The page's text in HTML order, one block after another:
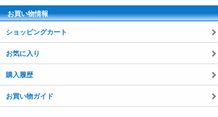
お買い物情報
ショッピングカート
お気に入り
購入履歴
お買い物ガイド